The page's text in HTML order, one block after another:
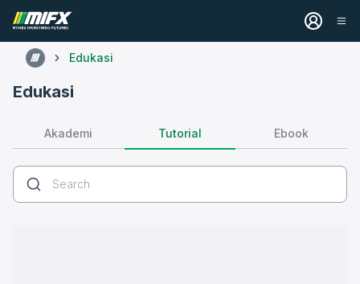
Edukasi
Edukasi
Akademi Tutorial Ebook